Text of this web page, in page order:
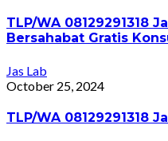
TLP/WA 08129291318
Bersahabat Gratis
Jas Lab
October 25, 2024
TLP/WA 08129291318